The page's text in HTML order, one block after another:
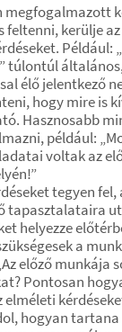
megfogalmazott
feltenni, kerülje
Például:
túlontúl
élő jelentkező
hogy mire is
Hasznosabb
például:
voltak az
tegyen fel,
tapasztalataira
helyezze
a
előző munkája
Pontosan
elméleti
hogyan